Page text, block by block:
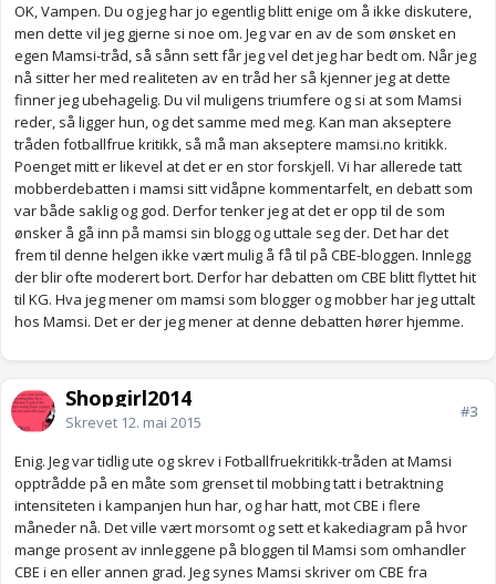
OK, Vampen. Du og jeg har jo egentlig blitt enige om å ikke diskutere,
men dette vil jeg gjerne si noe om. Jeg var en av de som ønsket en
egen Mamsi-tråd, så sånn sett får jeg vel det jeg har bedt om. Når jeg
nå sitter her med realiteten av en tråd her så kjenner jeg at dette
finner jeg ubehagelig. Du vil muligens triumfere og si at som Mamsi
reder, så ligger hun, og det samme med meg. Kan man akseptere
tråden fotballfrue kritikk, så må man akseptere mamsi.no kritikk.
Poenget mitt er likevel at det er en stor forskjell. Vi har allerede tatt
mobberdebatten i mamsi sitt vidåpne kommentarfelt, en debatt som
var både saklig og god. Derfor tenker jeg at det er opp til de som
ønsker å gå inn på mamsi sin blogg og uttale seg der. Det har det
frem til denne helgen ikke vært mulig å få til på CBE-bloggen. Innlegg
der blir ofte moderert bort. Derfor har debatten om CBE blitt flyttet hit
til KG. Hva jeg mener om mamsi som blogger og mobber har jeg uttalt
hos Mamsi. Det er der jeg mener at denne debatten hører hjemme.
Shopgirl2014
Skrevet 12. mai 2015
#3
Enig. Jeg var tidlig ute og skrev i Fotballfruekritikk-tråden at Mamsi
opptrådde på en måte som grenset til mobbing tatt i betraktning
intensiteten i kampanjen hun har, og har hatt, mot CBE i flere
måneder nå. Det ville vært morsomt og sett et kakediagram på hvor
mange prosent av innleggene på bloggen til Mamsi som omhandler
CBE i en eller annen grad. Jeg synes Mamsi skriver om CBE fra